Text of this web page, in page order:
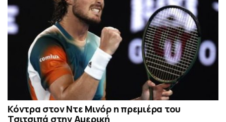
Κόντρα στον Ντε Μινόρ η πρεμιέρα του
Τσιτσιπά στην Αμερική